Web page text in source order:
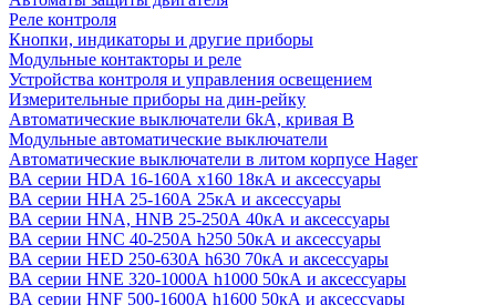
Реле контроля
Кнопки, индикаторы и другие приборы
Модульные контакторы и реле
Устройства контроля и управления освещением
Измерительные приборы на дин-рейку
Автоматические выключатели 6kA, кривая В
Модульные автоматические выключатели
Автоматические выключатели в литом корпусе Hager
ВА серии HDA 16-160А x160 18кА и аксессуары
ВА серии HHA 25-160А 25кА и аксессуары
ВА серии HNA, HNB 25-250А 40кА и аксессуары
ВА серии HNC 40-250А h250 50кА и аксессуары
ВА серии HED 250-630А h630 70кА и аксессуары
ВА серии HNE 320-1000А h1000 50кА и аксессуары
ВА серии HNF 500-1600А h1600 50кА и аксессуары